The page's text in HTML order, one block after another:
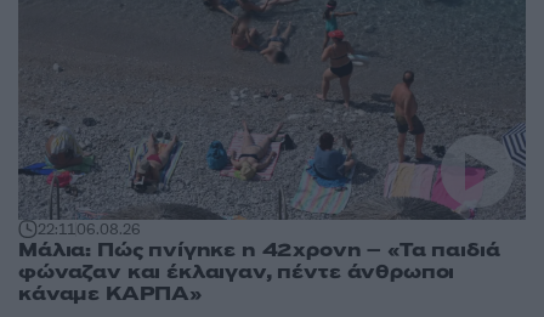
22:1106.08.26
Μάλια: Πώς πνίγηκε η 42χρονη – «Τα παιδιά
φώναζαν και έκλαιγαν, πέντε άνθρωποι
κάναμε ΚΑΡΠΑ»